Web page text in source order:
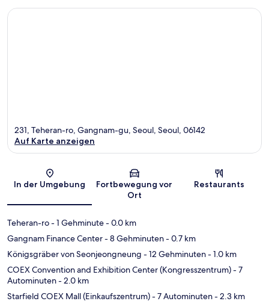
Karte
231, Teheran-ro, Gangnam-gu, Seoul, Seoul, 06142
Auf Karte anzeigen
In der Umgebung
Fortbewegung vor
Ort
Restaurants
Teheran-ro- 1 Gehminute- 0.0 km
Gangnam Finance Center- 8 Gehminuten- 0.7 km
Königsgräber von Seonjeongneung - 12 Gehminuten- 1.0 km
COEX Convention and Exhibition Center (Kongresszentrum)- 7
Autominuten- 2.0 km
Starfield COEX Mall (Einkaufszentrum)- 7 Autominuten- 2.3 km